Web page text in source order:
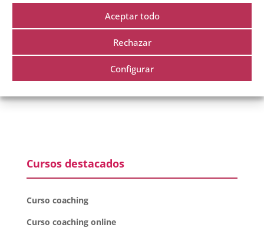
Aceptar todo
Rechazar
Configurar
Guarda mi nombre, correo electrónico y web en
Cursos destacados
Curso coaching
Curso coaching online